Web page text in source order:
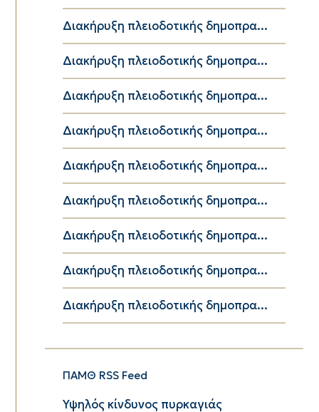
Διακήρυξη πλειοδοτικής δημοπρα...
Διακήρυξη πλειοδοτικής δημοπρα...
Διακήρυξη πλειοδοτικής δημοπρα...
Διακήρυξη πλειοδοτικής δημοπρα...
Διακήρυξη πλειοδοτικής δημοπρα...
Διακήρυξη πλειοδοτικής δημοπρα...
Διακήρυξη πλειοδοτικής δημοπρα...
Διακήρυξη πλειοδοτικής δημοπρα...
Διακήρυξη πλειοδοτικής δημοπρα...
ΠΑΜΘ RSS Feed
Υψηλός κίνδυνος πυρκαγιάς